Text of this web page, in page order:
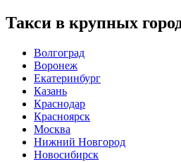
Такси в крупных
Волгоград
Воронеж
Екатеринбург
Казань
Краснодар
Красноярск
Москва
Нижний Новгород
Новосибирск